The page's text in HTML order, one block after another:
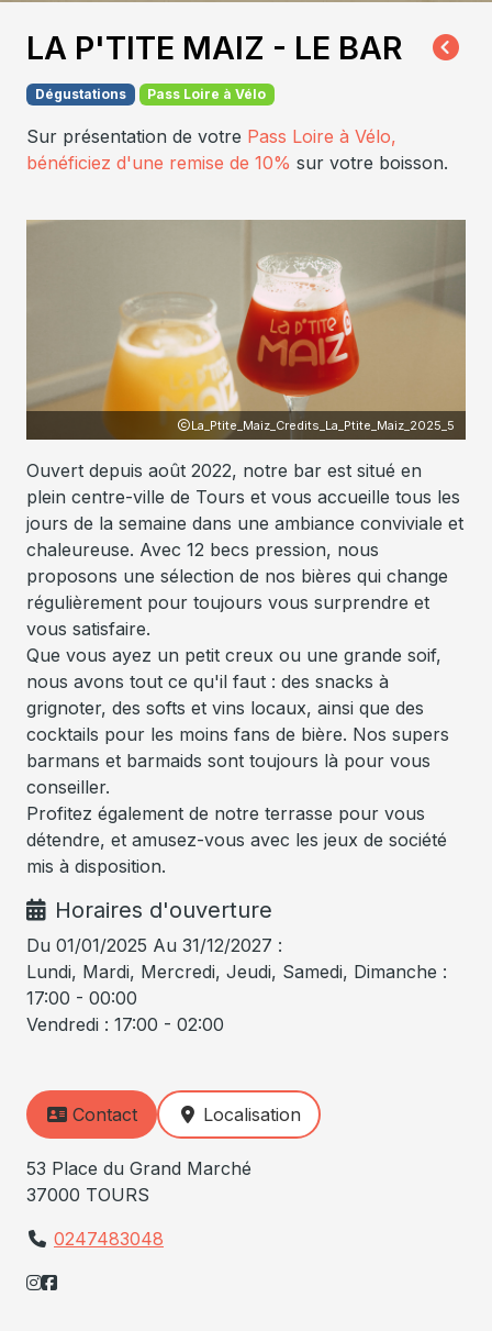
LA P'TITE MAIZ - LE BAR
Dégustations Pass Loire à Vélo
Sur présentation de votre Pass Loire à Vélo,
bénéficiez d'une remise de 10% sur votre boisson.
La_Ptite_Maiz_Credits_La_Ptite_Maiz_2025_5
Ouvert depuis août 2022, notre bar est situé en
plein centre-ville de Tours et vous accueille tous les
jours de la semaine dans une ambiance conviviale et
chaleureuse. Avec 12 becs pression, nous
proposons une sélection de nos bières qui change
régulièrement pour toujours vous surprendre et
vous satisfaire.
Que vous ayez un petit creux ou une grande soif,
nous avons tout ce qu'il faut : des snacks à
grignoter, des softs et vins locaux, ainsi que des
cocktails pour les moins fans de bière. Nos supers
barmans et barmaids sont toujours là pour vous
conseiller.
Profitez également de notre terrasse pour vous
détendre, et amusez-vous avec les jeux de société
mis à disposition.
Horaires d'ouverture
Du 01/01/2025 Au 31/12/2027 :
Lundi, Mardi, Mercredi, Jeudi, Samedi, Dimanche :
17:00 - 00:00
Vendredi : 17:00 - 02:00
Contact Localisation
53 Place du Grand Marché
37000 TOURS
0247483048